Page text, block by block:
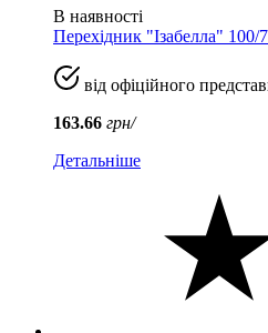
В наявності
Перехідник "Ізабелла" 100/
від офіційного
163.66 грн/
Детальніше